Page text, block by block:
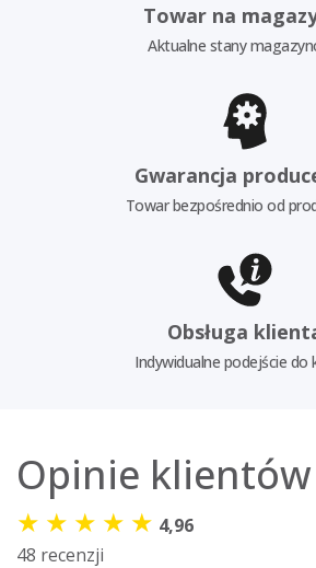
Towar na
Aktualne stany
Gwarancja
Towar bezpośrednio od
Obsługa
Indywidualne podejście do
Opinie klientów
★ ★ ★ ★ ★ 4,96
48 recenzji